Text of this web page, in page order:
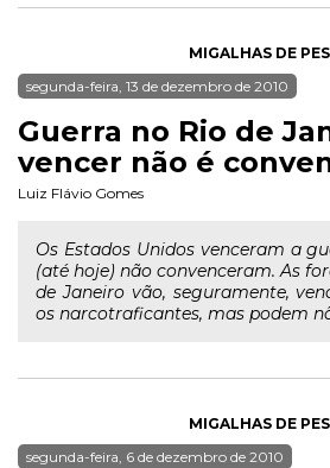
MIGALHAS DE
segunda-feira, 13 de dezembro de 2010
Guerra no Rio de
vencer não é
Luiz Flávio Gomes
Os Estados Unidos venceram a
(até hoje) não convenceram. As
de Janeiro vão, seguramente,
os narcotraficantes, mas podem
MIGALHAS DE
segunda-feira, 6 de dezembro de 2010